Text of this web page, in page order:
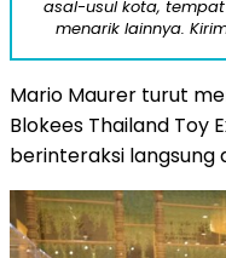
asal-usul kota,
menarik lainnya.
Mario Maurer turut
Blokees Thailand Toy
berinteraksi langsung